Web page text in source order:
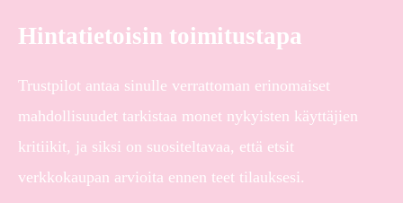
Hintatietoisin toimitustapa
Trustpilot antaa sinulle verrattoman erinomaiset
mahdollisuudet tarkistaa monet nykyisten käyttäjien
kritiikit, ja siksi on suositeltavaa, että etsit
verkkokaupan arvioita ennen teet tilauksesi.